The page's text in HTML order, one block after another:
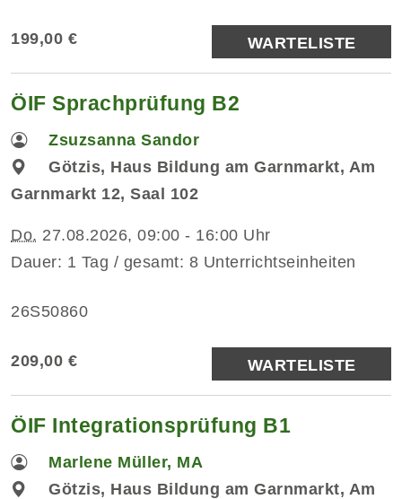
199,00 € WARTELISTE
ÖIF Sprachprüfung B2
Zsuzsanna Sandor
Götzis, Haus Bildung am Garnmarkt, Am
Garnmarkt 12, Saal 102
Do. 27.08.2026, 09:00 - 16:00 Uhr
Dauer: 1 Tag / gesamt: 8 Unterrichtseinheiten
26S50860
209,00 € WARTELISTE
ÖIF Integrationsprüfung B1
Marlene Müller, MA
Götzis, Haus Bildung am Garnmarkt, Am